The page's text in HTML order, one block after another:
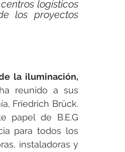
logísticos
los proyectos
reunido a sus
Frïedrich Brück.
papel de B.E.G
para todos los
instaladoras y